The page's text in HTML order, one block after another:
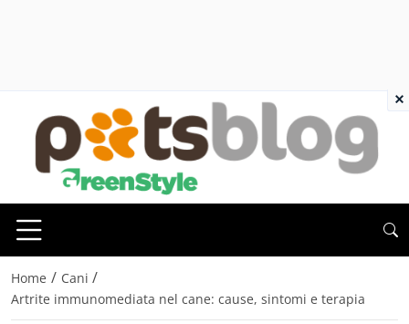
Home / Cani /
Artrite immunomediata nel cane: cause, sintomi e terapia
×